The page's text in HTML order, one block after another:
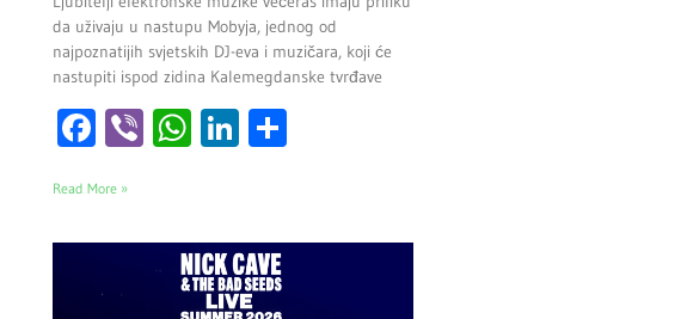
da uživaju u nastupu Mobyja, jednog od
najpoznatijih svjetskih DJ-eva i muzičara, koji će
nastupiti ispod zidina Kalemegdanske tvrđave
Facebook
ViberWhatsApp
LinkedIn
Read More »